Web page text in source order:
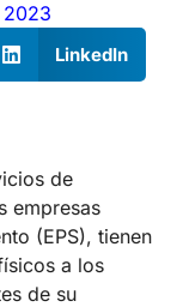
LinkedIn
de
empresas
(EPS), tienen
a los
de su